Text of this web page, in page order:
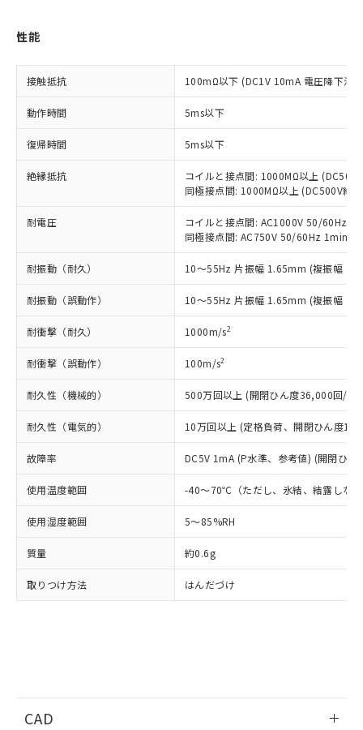
性能
接触抵抗 100mΩ以下 (DC1V 10mA 電圧降下法)
動作時間 5ms以下
復帰時間 5ms以下
絶縁抵抗
コイルと接点間: 1000MΩ以上
同極接点間: 1000MΩ以上 (DC500V絶
耐電圧
コイルと接点間: AC1000V 50/60Hz
同極接点間: AC750V 50/60Hz 1min
耐振動（耐久） 10～55Hz 片振幅 1.65mm (複振幅
耐振動（誤動作） 10～55Hz 片振幅 1.65mm (複振幅
耐衝撃（耐久） 1000m/s2
耐衝撃（誤動作） 100m/s2
耐久性（機械的） 500万回以上 (開閉ひん度36,000回/h)
耐久性（電気的） 10万回以上 (定格負荷、開閉ひん度
故障率 DC5V 1mA (P水準、参考値) (開閉ひ
使用温度範囲 -40～70℃（ただし、氷結、結露しな
使用湿度範囲 5～85%RH
質量 約0.6g
取りつけ方法 はんだづけ
CAD
ご利用ください。
本サービスは、当社制御機器事業取扱
商品の当社在庫状況および標準価格
(税抜)を提供させていただくもので
本サービスの対象外となる商品もある
ことをご了承ください。
在庫状況および標準価格照会結果は、
記載している更新日時点での社内デー
タに基づき作成されるものであり、閲
覧された時点での実際の在庫および標
準価格とは異なる場合があることをご
了承ください。
正式な納期状況および標準価格はお客
様のお取引先、またはお客様担当のオ
ムロン制御機器販売店・当社販売員に
ご相談ください。
オムロン制御機器販売店や当社販売拠
点は「
販売ネットワーク
」をご確認
ください。
在庫状況および標準価格結果を当社の
事前の承諾なく第三者に漏洩または開
示しないようお願いします。
マイパーツ機能（部品リスト作成サー
ビス）をご利用いただくには、I-Web
メンバーズにご登録されている必要が
お客様が当ウェブサイト上で当社にご
および当社の共同利用者が、当社の製
用者の範囲」に記載されている法人を
調査・確認中：EU RoHS指令（10物質）の
非含有の対応状況を調査中または確認中の
非該当品：ライセンス料など無形物で、有
害物質有無と関係のない商品です。
仕入先様の事情により、非含有部品として
いたものが、含有品と判明した場合などや
むを得ず変更することがあります。
鉛(Pb) 1000ppm以下、 水銀(Hg) 1000ppm以下、 カド
ミウム(Cd) 100ppm以下、
(PBDE) 1000ppm以下、フタル酸ビス(2-エチルヘキシ
ル) (DEHP)(別名：DOP) 1000ppm以下、フタル酸ブチ
ルベンジル（BBP） 1000ppm以下、フタル酸ジブチル
（DBP） 1000ppm以下、フタル酸ジイソブチル
但し、RoHS指令で産業用監視および制御機器に対する
フタル酸エステル類の４物質については閾値を超える意
図的な使用がないことを確認しています。
部品在庫の切り替え状況などにより、予定
月が前後することがあります。
※3 非含有証明書ダウンロード
下記の非含有証明書をダウンロードするこ
※1 中国RoHS○×表
「○」：最大均質材料含有率が中国RoHSの
基準値以下であることを示します。
「×」：最大均質材料含有率が中国RoHSの
基準値を超えていることを示します。
「－」：未確認です。当社販売部門へお問
Pb(鉛) :1000ppm、 Hg(水銀) : 1000ppm、 Cd(カドミウ
Cr(Ⅵ)(六価クロム) : 1000ppm、 PBBs(ポリ臭化ビフェ
ニル類) : 1000ppm、 PBDEs(ポリ臭化ジフェニルエーテ
DBP(フタル酸ジブチル) : 1000ppm、 DIBP(フタル酸ジ
DEHP(フタル酸ビス(2-エチルヘキシル)) : 1000ppm
※2 環境保護使用期限
準値以下であることを示します。
「10」：通常の使用状況下において有害物
質が外部に漏えいし、環境に深刻な影響を
及ぼさない年数を意味します。
「－」：未確認です。当社販売部門へお問
当社は、これら貴社製品のうち、外国
（以下｢規制貨物等」という）を輸出
または国外への提供する場合は、日本
国政府の輸出許可(または役務取引許
可)を取得するなどの必要な手続きを
とります。
当社は規制貨物を破棄する場合は、完
全に破砕するなど、違法に輸出されな
いよう必要な手段を講じます。
当社は貴社製品を、核兵器、ミサイ
ル、化学兵器、生物兵器またはその他
武器並びにこれらの製造装置等に一切
当社は、貴社製品を第三者に販売する
場合は、上記1、2および3の内容を当
該第三者に通知します。また当社は、
販売先および販売に係わる関係者が違
法に輸出するおそれがある場合は、取
り引きをいたしません。
号
○ 一定数以上の在庫あり
一定数には満たないが在庫あり
いては、お客様のお取引先、ま
たはお客様担当のオムロン制御
機器販売店・当社販売員にご確
空
受注生産機種、また在庫状況の
情報を公開していない機種